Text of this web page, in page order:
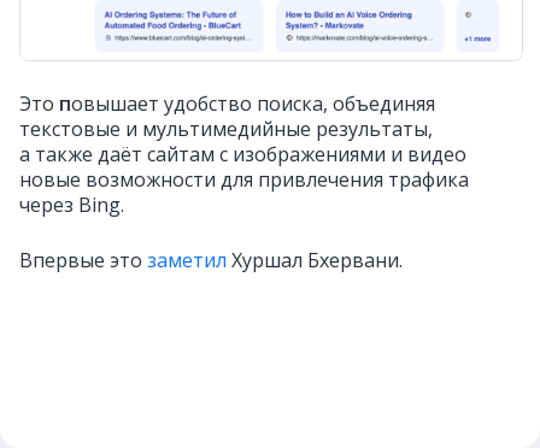
Это повышает удобство поиска, объединяя
текстовые и мультимедийные результаты,
а также даёт сайтам с изображениями и видео
новые возможности для привлечения трафика
через Bing.
Впервые это заметил Хуршал Бхервани.